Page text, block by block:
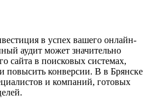
в успех вашего онлайн-
аудит может значительно
сайта в поисковых системах,
повысить конверсии. В в Брянске
и компаний, готовых